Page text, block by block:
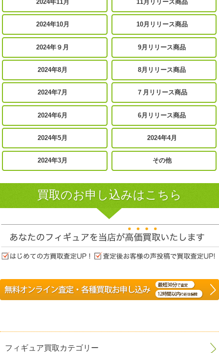
2024年11月 11月リリース商品
2024年10月 10月リリース商品
2024年９月 9月リリース商品
2024年8月 8月リリース商品
2024年7月 ７月リリース商品
2024年6月 6月リリース商品
2024年5月 2024年4月
2024年3月 その他
買取のお申し込みはこちら
フィギュア買取カテゴリー